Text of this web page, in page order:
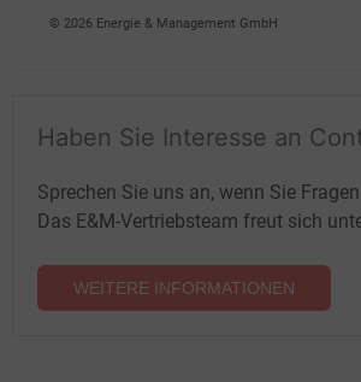
© 2026 Energie & Management GmbH
Haben Sie Interesse an
Sprechen Sie uns an, wenn Sie
Das E&M-Vertriebsteam freut sich
WEITERE INFORMATIONEN